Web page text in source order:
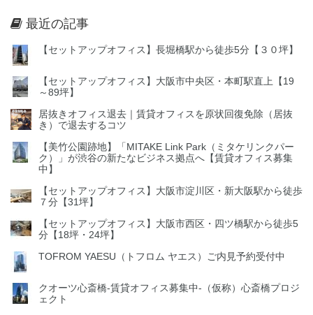
最近の記事
【セットアップオフィス】長堀橋駅から徒歩5分【３０坪】
【セットアップオフィス】大阪市中央区・本町駅直上【19
～89坪】
居抜きオフィス退去｜賃貸オフィスを原状回復免除（居抜
き）で退去するコツ
【美竹公園跡地】「MITAKE Link Park（ミタケリンクパー
ク）」が渋谷の新たなビジネス拠点へ【賃貸オフィス募集
中】
【セットアップオフィス】大阪市淀川区・新大阪駅から徒歩
７分【31坪】
【セットアップオフィス】大阪市西区・四ツ橋駅から徒歩5
分【18坪・24坪】
TOFROM YAESU（トフロム ヤエス）ご内見予約受付中
クオーツ心斎橋‐賃貸オフィス募集中‐（仮称）心斎橋プロジ
ェクト